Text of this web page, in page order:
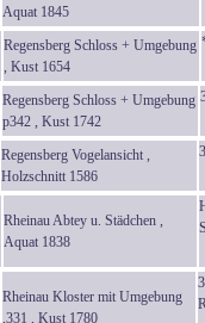
Aquat 1845
Regensberg Schloss + Umgebung
, Kust 1654
Regensberg Schloss + Umgebung
p342 , Kust 1742
Regensberg Vogelansicht ,
Holzschnitt 1586
Rheinau Abtey u. Städchen ,
Aquat 1838
Rheinau Kloster mit Umgebung
,331 , Kust 1780